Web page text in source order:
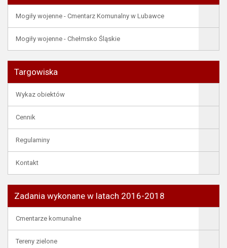
Mogiły wojenne - Cmentarz Komunalny w Lubawce
Mogiły wojenne - Chełmsko Śląskie
Targowiska
Wykaz obiektów
Cennik
Regulaminy
Kontakt
Zadania wykonane w latach 2016-2018
Cmentarze komunalne
Tereny zielone